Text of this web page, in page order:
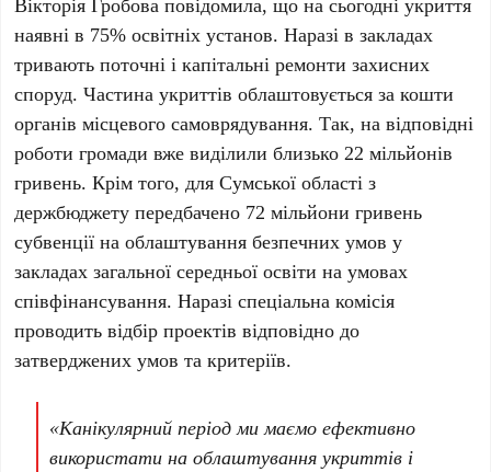
наявні в 75% освітніх установ. Наразі в закладах
тривають поточні і капітальні ремонти захисних
споруд. Частина укриттів облаштовується за кошти
органів місцевого самоврядування. Так, на відповідні
роботи громади вже виділили близько 22 мільйонів
гривень. Крім того, для Сумської області з
держбюджету передбачено 72 мільйони гривень
субвенції на облаштування безпечних умов у
закладах загальної середньої освіти на умовах
співфінансування. Наразі спеціальна комісія
проводить відбір проектів відповідно до
затверджених умов та критеріїв.
«Канікулярний період ми маємо ефективно
використати на облаштування укриттів і